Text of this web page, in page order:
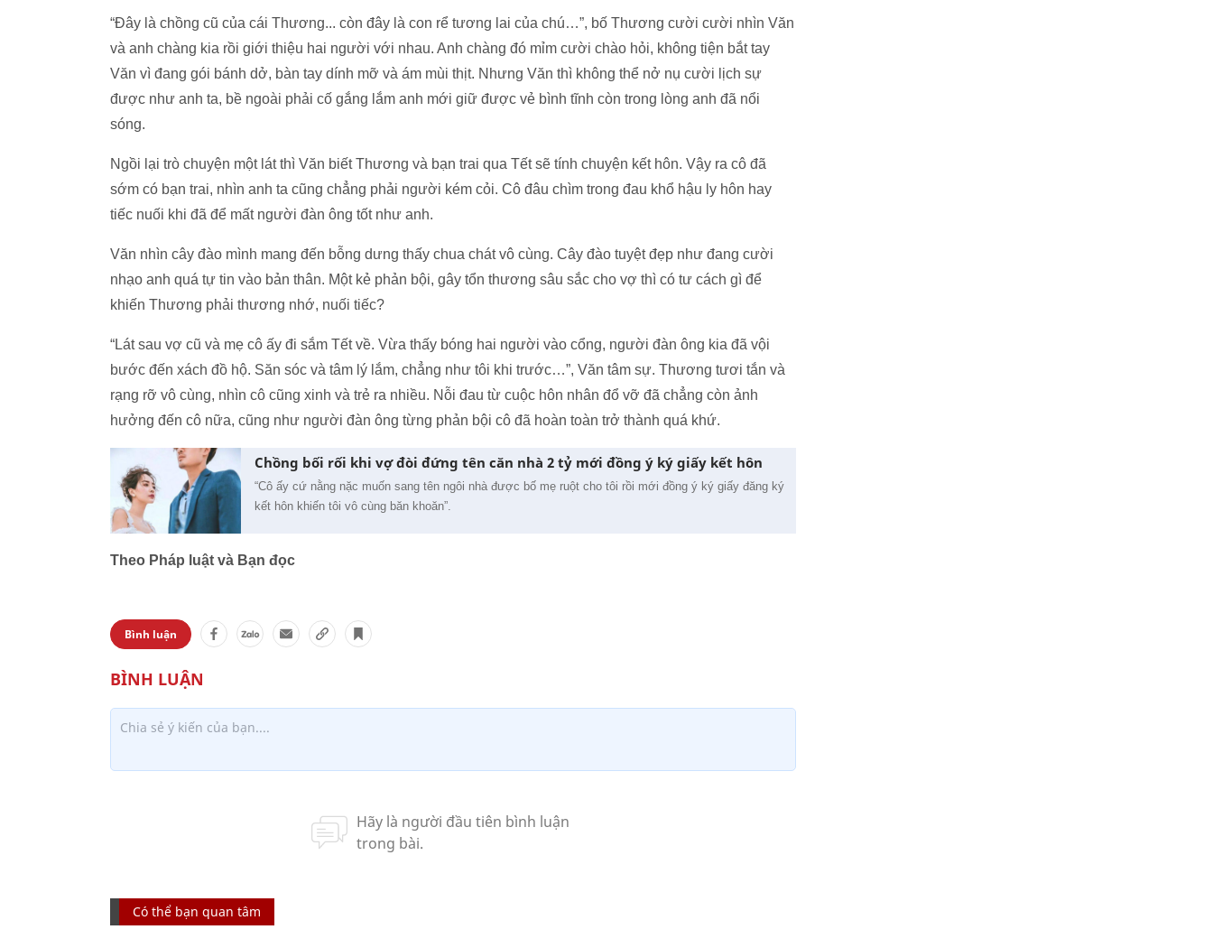
“Đây là chồng cũ của cái Thương... còn đây là con rể tương lai của chú…”, bố Thương cười cười nhìn Văn
và anh chàng kia rồi giới thiệu hai người với nhau. Anh chàng đó mỉm cười chào hỏi, không tiện bắt tay
Văn vì đang gói bánh dở, bàn tay dính mỡ và ám mùi thịt. Nhưng Văn thì không thể nở nụ cười lịch sự
được như anh ta, bề ngoài phải cố gắng lắm anh mới giữ được vẻ bình tĩnh còn trong lòng anh đã nổi
sóng.
Ngồi lại trò chuyện một lát thì Văn biết Thương và bạn trai qua Tết sẽ tính chuyện kết hôn. Vậy ra cô đã
sớm có bạn trai, nhìn anh ta cũng chẳng phải người kém cỏi. Cô đâu chìm trong đau khổ hậu ly hôn hay
tiếc nuối khi đã để mất người đàn ông tốt như anh.
Văn nhìn cây đào mình mang đến bỗng dưng thấy chua chát vô cùng. Cây đào tuyệt đẹp như đang cười
nhạo anh quá tự tin vào bản thân. Một kẻ phản bội, gây tổn thương sâu sắc cho vợ thì có tư cách gì để
khiến Thương phải thương nhớ, nuối tiếc?
“Lát sau vợ cũ và mẹ cô ấy đi sắm Tết về. Vừa thấy bóng hai người vào cổng, người đàn ông kia đã vội
bước đến xách đồ hộ. Săn sóc và tâm lý lắm, chẳng như tôi khi trước…”, Văn tâm sự. Thương tươi tắn và
rạng rỡ vô cùng, nhìn cô cũng xinh và trẻ ra nhiều. Nỗi đau từ cuộc hôn nhân đổ vỡ đã chẳng còn ảnh
hưởng đến cô nữa, cũng như người đàn ông từng phản bội cô đã hoàn toàn trở thành quá khứ.
Chồng bối rối khi vợ đòi đứng tên căn nhà 2 tỷ mới đồng ý ký giấy kết hôn
“Cô ấy cứ nằng nặc muốn sang tên ngôi nhà được bố mẹ ruột cho tôi rồi mới đồng ý ký giấy đăng ký
kết hôn khiến tôi vô cùng băn khoăn”.
Theo Pháp luật và Bạn đọc
Bình luận
Có thể bạn quan tâm